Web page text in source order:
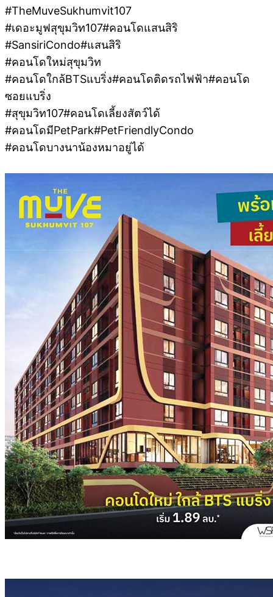
#TheMuveSukhumvit107
#เดอะมูฟสุขุมวิท107#คอนโดแสนสิริ
#SansiriCondo#แสนสิริ
#คอนโดใหม่สุขุมวิท
#คอนโดใกล้BTSแบริ่ง#คอนโดติดรถไฟฟ้า#คอนโด
ซอยแบริ่ง
#สุขุมวิท107#คอนโดเลี้ยงสัตว์ได้
#คอนโดมีPetPark#PetFriendlyCondo
#คอนโดบางนาน้องหมาอยู่ได้